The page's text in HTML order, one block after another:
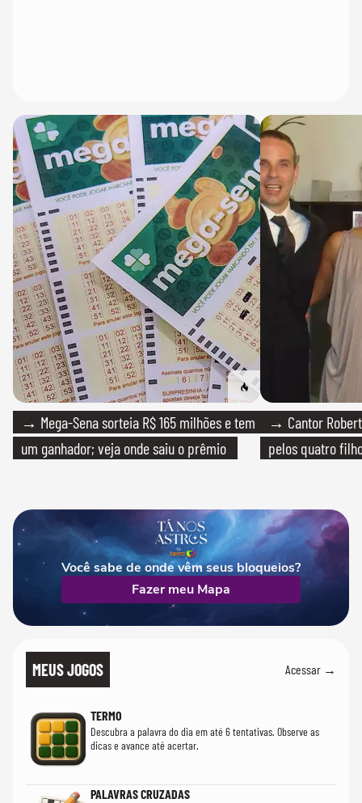
→ Mega-Sena sorteia R$ 165 milhões e tem
um ganhador; veja onde saiu o prêmio
→ Cantor
pelos quatro
Você sabe de onde vêm seus bloqueios?
Fazer meu Mapa
MEUS JOGOS Acessar →
TERMO
Descubra a palavra do dia em até 6 tentativas. Observe as
dicas e avance até acertar.
PALAVRAS CRUZADAS